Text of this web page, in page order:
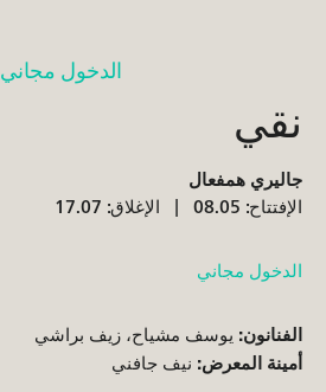
الدخول مجاني
نقي
جاليري همفعال
الإفتتاح: 08.05
الإغلاق: 17.07
الدخول مجاني
الفنانون:يوسف مشياح، زيف براشي
أمينة المعرض: نيف جافني